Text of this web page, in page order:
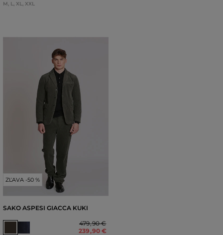
M, L, XL, XXL
ZĽAVA -50 %
SAKO ASPESI GIACCA KUKI
479,90 €
239,90 €